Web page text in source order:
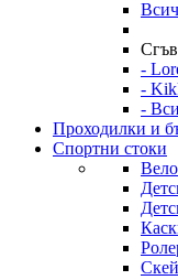
-
-
-
Проходилки и
Спортни стоки